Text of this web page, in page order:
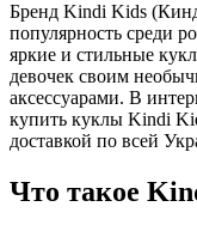
Бренд Kindi Kids
популярность среди
яркие и стильные
девочек своим
аксессуарами. В
купить куклы Kindi
доставкой по всей
Что такое